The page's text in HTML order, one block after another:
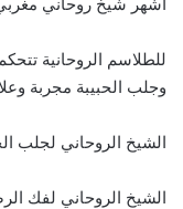
للطلاسم الروحانية
وجلب الحبيبة مجربة
الشيخ الروحاني لجلب
الشيخ الروحاني لفك